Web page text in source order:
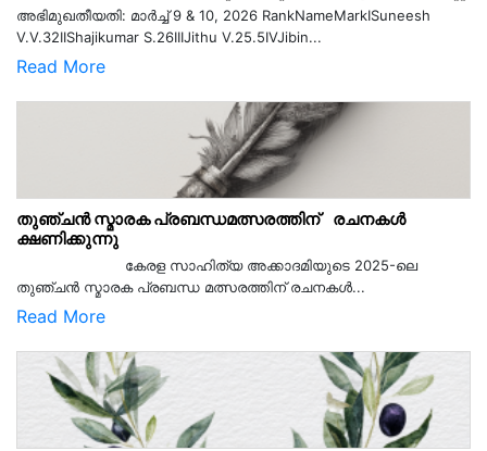
അഭിമുഖതീയതി: മാർച്ച് 9 & 10, 2026 RankNameMarkISuneesh
V.V.32IIShajikumar S.26IIIJithu V.25.5IVJibin...
Read More
തുഞ്ചൻ സ്മാരക പ്രബന്ധമത്സരത്തിന് രചനകൾ
ക്ഷണിക്കുന്നു
കേരള സാഹിത്യ അക്കാദമിയുടെ 2025-ലെ
തുഞ്ചൻ സ്മാരക പ്രബന്ധ മത്സരത്തിന് രചനകൾ...
Read More